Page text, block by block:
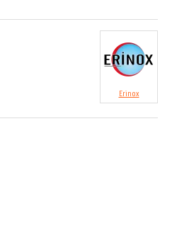
Erinox